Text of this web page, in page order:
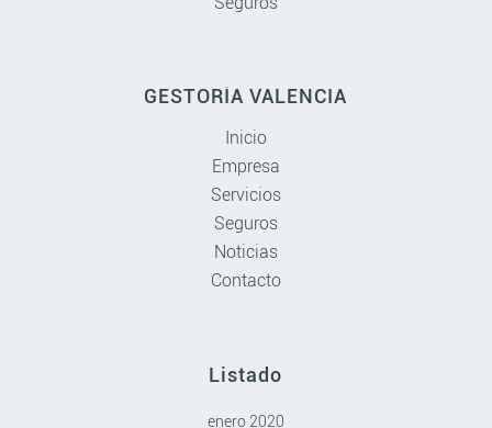
GESTORÍA VALENCIA
Inicio
Empresa
Servicios
Seguros
Noticias
Contacto
Listado
enero 2020